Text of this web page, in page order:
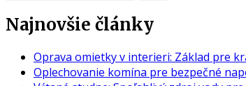
Najnovšie články
Oprava omietky v interieri: Základ pre
Oplechovanie komína pre bezpečné